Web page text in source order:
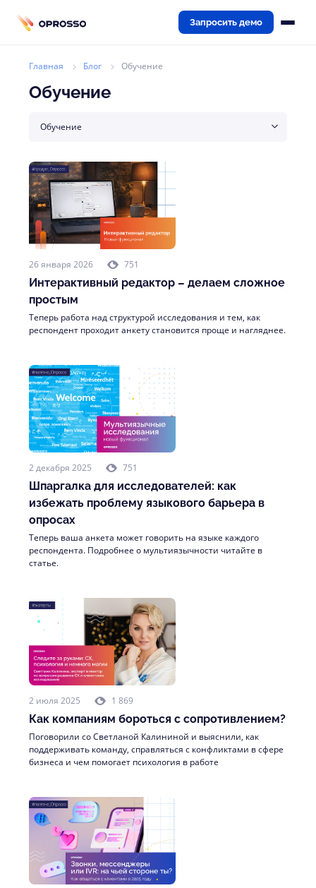
Запросить демо
Главная Блог Обучение
Обучение
Обучение
26 января 2026 751
Интерактивный редактор – делаем сложное
простым
Теперь работа над структурой исследования и тем, как
респондент проходит анкету становится проще и нагляднее.
2 декабря 2025 751
Шпаргалка для исследователей: как
избежать проблему языкового барьера в
опросах
Теперь ваша анкета может говорить на языке каждого
респондента. Подробнее о мультиязычности читайте в
статье.
2 июля 2025 1 869
Как компаниям бороться с сопротивлением?
Поговорили со Светланой Калининой и выяснили, как
поддерживать команду, справляться с конфликтами в сфере
бизнеса и чем помогает психология в работе